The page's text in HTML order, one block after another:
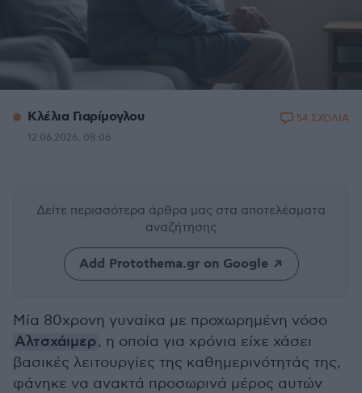
Κλέλια Γιαρίμογλου
12.06.2026, 08:06
54 ΣΧΟΛΙΑ
Δείτε περισσότερα άρθρα μας στα αποτελέσματα
αναζήτησης
Add Protothema.gr on Google
Μία 80χρονη γυναίκα με προχωρημένη νόσο
Αλτσχάιμερ, η οποία για χρόνια είχε χάσει
βασικές λειτουργίες της καθημερινότητάς της,
φάνηκε να ανακτά προσωρινά μέρος αυτών